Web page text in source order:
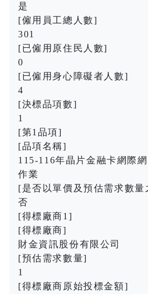
是
[僱用員工總人數]
301
[已僱用原住民人數]
0
[已僱用身心障礙者人數]
4
[決標品項數]
1
[第1品項]
[品項名稱]
115-116年晶片金融卡網際
作業
[是否以單價及預估需求數
否
[得標廠商1]
[得標廠商]
財金資訊股份有限公司
[預估需求數量]
1
[得標廠商原始投標金額]